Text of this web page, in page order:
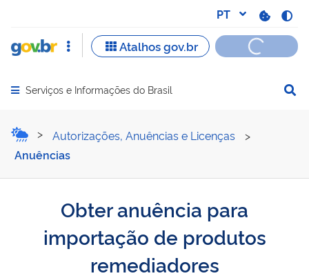
Abrir menu principal de navegação
Serviços e Informações do Brasil
Obter anuência para
Autorizações, Anuências e Licenças
>
Anuências
Obter anuência para
importação de produtos
remediadores